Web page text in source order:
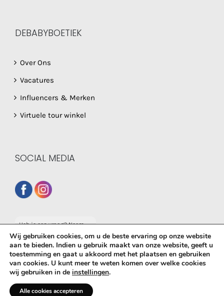
DEBABYBOETIEK
Over Ons
Vacatures
Influencers & Merken
Virtuele tour winkel
SOCIAL MEDIA
© Copyright 2026 De Babyboetiek | Powered byMplusKASSA
Woocommerce&WooCommerce Kassasysteem
Heb je een vraag? Neem
dan gerust contact op
met onze whatsapp
service!
Wij gebruiken cookies, om u de beste ervaring op onze website
aan te bieden. Indien u gebruik maakt van onze website, geeft u
toestemming en gaat u akkoord met het plaatsen en gebruiken
van cookies. U kunt meer te weten komen over welke cookies
wij gebruiken in de instellingen.
Alle cookies accepteren